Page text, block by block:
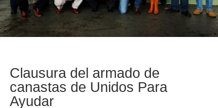
Clausura del armado de
canastas de Unidos Para
Ayudar